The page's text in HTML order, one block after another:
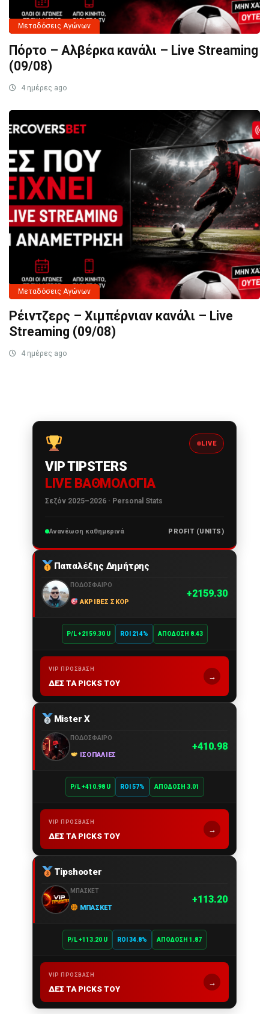
Μεταδόσεις Αγώνων
Πόρτο – Αλβέρκα κανάλι – Live Streaming
(09/08)
4 ημέρες ago
Μεταδόσεις Αγώνων
Ρέιντζερς – Χιμπέρνιαν κανάλι – Live
Streaming (09/08)
4 ημέρες ago
LIVE
VIP TIPSTERS
LIVE ΒΑΘΜΟΛΟΓΊΑ
Σεζόν 2025–2026 · Personal Stats
Ανανέωση καθημερινά PROFIT (UNITS)
Παπαλέξης Δημήτρης
ΠΟΔΌΣΦΑΙΡΟ
ΑΚΡΙΒΈΣ ΣΚΟΡ
2159.30
P/L +2159.30 U ROI 214% ΑΠΌΔΟΣΗ 8.43
VIP ΠΡΌΣΒΑΣΗ
ΔΕΣ ΤΑ PICKS ΤΟΥ
→
Mister X
ΠΟΔΌΣΦΑΙΡΟ
ΙΣΟΠΑΛΊΕΣ
410.98
P/L +410.98 U ROI 57% ΑΠΌΔΟΣΗ 3.01
VIP ΠΡΌΣΒΑΣΗ
ΔΕΣ ΤΑ PICKS ΤΟΥ
→
Tipshooter
ΜΠΆΣΚΕΤ
ΜΠΆΣΚΕΤ
113.20
P/L +113.20 U ROI 34.8% ΑΠΌΔΟΣΗ 1.87
VIP ΠΡΌΣΒΑΣΗ
ΔΕΣ ΤΑ PICKS ΤΟΥ
→